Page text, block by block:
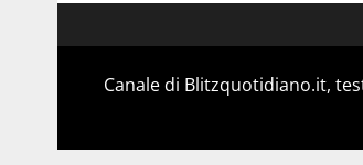
Canale di Blitzquotidiano.it,